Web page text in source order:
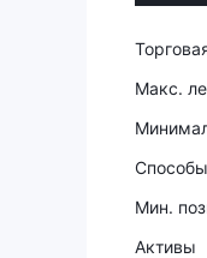
Макс.
Мин.
Активы